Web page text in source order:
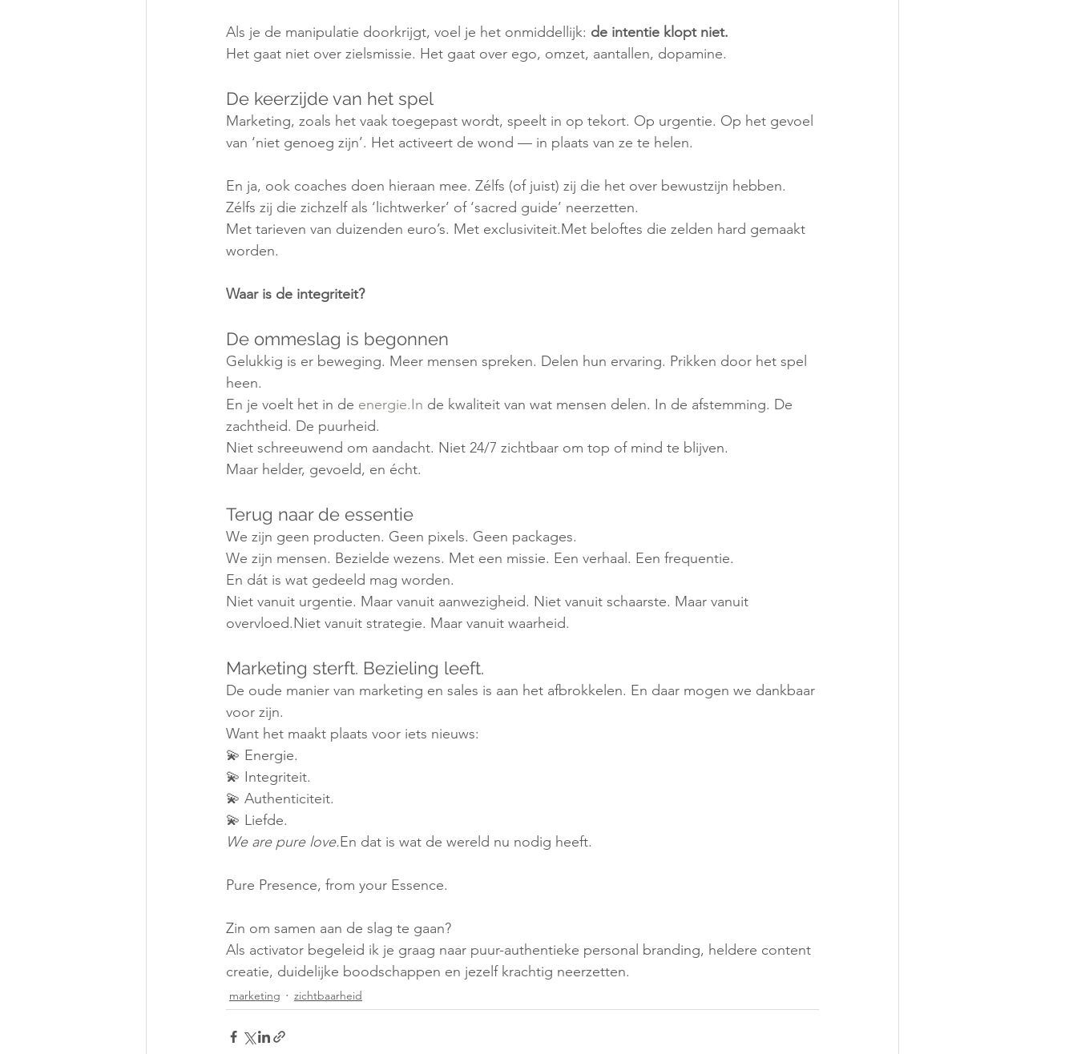
Als je de manipulatie doorkrijgt, voel je het onmiddellijk: de intentie klopt niet.
Het gaat niet over zielsmissie. Het gaat over ego, omzet, aantallen, dopamine.
De keerzijde van het spel
Marketing, zoals het vaak toegepast wordt, speelt in op tekort. Op urgentie. Op het gevoel
van ‘niet genoeg zijn’. Het activeert de wond — in plaats van ze te helen.
En ja, ook coaches doen hieraan mee. Zélfs (of juist) zij die het over bewustzijn hebben.
Zélfs zij die zichzelf als ‘lichtwerker’ of ‘sacred guide’ neerzetten.
Met tarieven van duizenden euro’s. Met exclusiviteit.Met beloftes die zelden hard gemaakt
worden.
Waar is de integriteit?
De ommeslag is begonnen
Gelukkig is er beweging. Meer mensen spreken. Delen hun ervaring. Prikken door het spel
heen.
En je voelt het in de energie.In de kwaliteit van wat mensen delen. In de afstemming. De
zachtheid. De puurheid.
Niet schreeuwend om aandacht. Niet 24/7 zichtbaar om top of mind te blijven.
Maar helder, gevoeld, en écht.
Terug naar de essentie
We zijn geen producten. Geen pixels. Geen packages.
We zijn mensen. Bezielde wezens. Met een missie. Een verhaal. Een frequentie.
En dát is wat gedeeld mag worden.
Niet vanuit urgentie. Maar vanuit aanwezigheid. Niet vanuit schaarste. Maar vanuit
overvloed.Niet vanuit strategie. Maar vanuit waarheid.
Marketing sterft. Bezieling leeft.
De oude manier van marketing en sales is aan het afbrokkelen. En daar mogen we dankbaar
voor zijn.
Want het maakt plaats voor iets nieuws:
💫 Energie.
💫 Integriteit.
💫 Authenticiteit.
💫 Liefde.
We are pure love.En dat is wat de wereld nu nodig heeft.
Pure Presence, from your Essence.
Zin om samen aan de slag te gaan?
Als activator begeleid ik je graag naar puur-authentieke personal branding, heldere content
creatie, duidelijke boodschappen en jezelf krachtig neerzetten.
marketing zichtbaarheid